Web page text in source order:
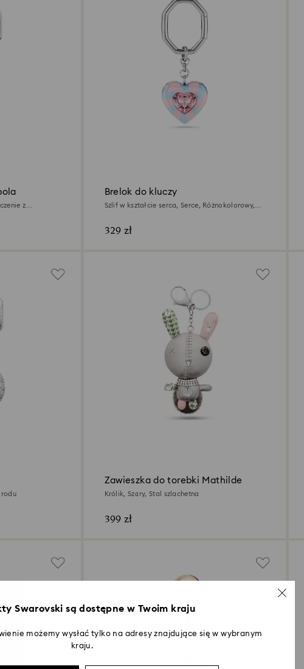
z
Brelok do kluczy
Szlif w kształcie serca, Serce, Różnokolorowy,
329 zł
rodu
Zawieszka do torebki Mathilde
Królik, Szary, Stal szlachetna
399 zł
Swarovski są dostępne w Twoim kraju
możemy wysłać tylko na adresy znajdujące się w wybranym
kraju.